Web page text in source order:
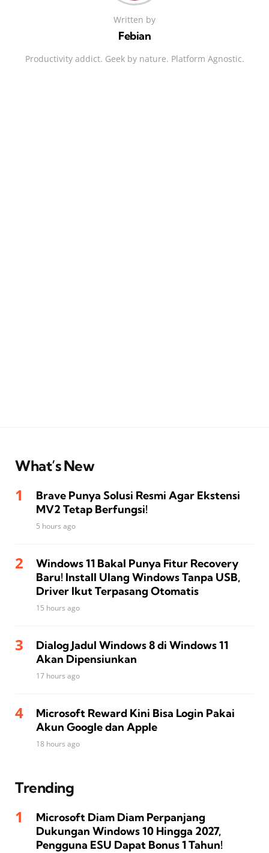
Written by
Febian
Productivity addict. Geek by nature. Platform Agnostic.
What’s New
Brave Punya Solusi Resmi Agar Ekstensi
MV2 Tetap Berfungsi!
5 hours ago
Windows 11 Bakal Punya Fitur Recovery
Baru! Install Ulang Windows Tanpa USB,
Driver Ikut Terpasang Otomatis
15 hours ago
Dialog Jadul Windows 8 di Windows 11
Akan Dipensiunkan
17 hours ago
Microsoft Reward Kini Bisa Login Pakai
Akun Google dan Apple
18 hours ago
Trending
Microsoft Diam Diam Perpanjang
Dukungan Windows 10 Hingga 2027,
Pengguna ESU Dapat Bonus 1 Tahun!